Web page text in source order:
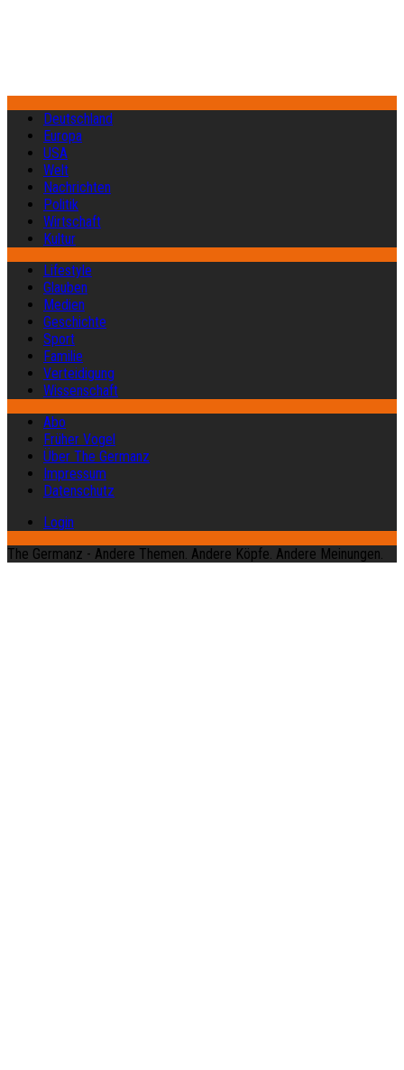
Deutschland
Europa
USA
Welt
Nachrichten
Politik
Wirtschaft
Kultur
Lifestyle
Glauben
Medien
Geschichte
Sport
Familie
Verteidigung
Wissenschaft
Abo
Früher Vogel
Über The Germanz
Impressum
Datenschutz
Login
The Germanz - Andere Themen. Andere Köpfe. Andere Meinungen.